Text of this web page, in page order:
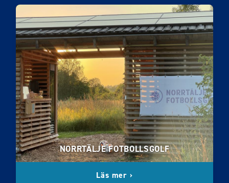
NORRTÄLJE FOTBOLLSGOLF
Läs mer ›